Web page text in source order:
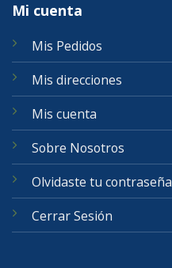
Mi cuenta
Mis Pedidos
Mis direcciones
Mis cuenta
Sobre Nosotros
Olvidaste tu contraseña
Cerrar Sesión